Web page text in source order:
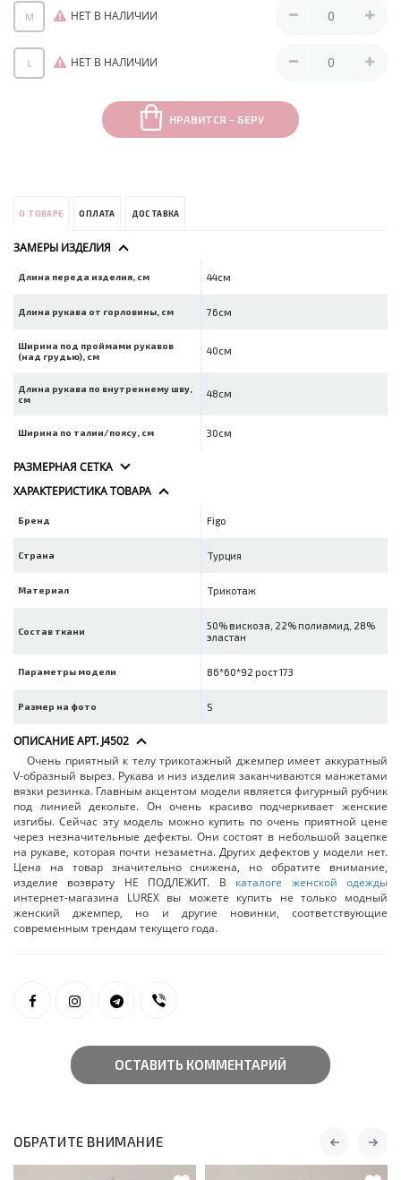
M НЕТ В НАЛИЧИИ
L НЕТ В НАЛИЧИИ
НРАВИТСЯ - БЕРУ
О ТОВАРЕ ОПЛАТА ДОСТАВКА
ЗАМЕРЫ ИЗДЕЛИЯ
Длина переда изделия, см 44см
Длина рукава от горловины, см 76см
Ширина под проймами рукавов
(над грудью), см
40см
Длина рукава по внутреннему шву,
см
48см
Ширина по талии/поясу, см 30см
РАЗМЕРНАЯ СЕТКА
ХАРАКТЕРИСТИКА ТОВАРА
Бренд Figo
Страна Турция
Материал Трикотаж
Состав ткани
50% вискоза, 22% полиамид, 28%
эластан
Параметры модели 86*60*92 рост 173
Размер на фото S
ОПИСАНИЕ АРТ. J4502
Очень приятный к телу трикотажный джемпер имеет аккуратный
V-образный вырез. Рукава и низ изделия заканчиваются манжетами
вязки резинка. Главным акцентом модели является фигурный рубчик
под линией декольте. Он очень красиво подчеркивает женские
изгибы. Сейчас эту модель можно купить по очень приятной цене
через незначительные дефекты. Они состоят в небольшой зацепке
на рукаве, которая почти незаметна. Других дефектов у модели нет.
Цена на товар значительно снижена, но обратите внимание,
изделие возврату НЕ ПОДЛЕЖИТ. В каталоге женской одежды
интернет-магазина LUREX вы можете купить не только модный
женский джемпер, но и другие новинки, соответствующие
современным трендам текущего года.
ОСТАВИТЬ КОММЕНТАРИЙ
ОБРАТИТЕ ВНИМАНИЕ